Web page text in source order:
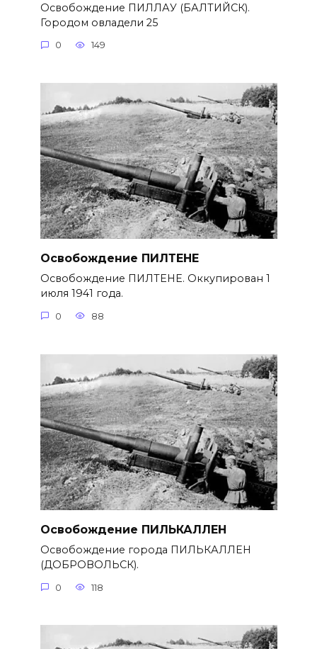
Освобождение ПИЛЛАУ (БАЛТИЙСК).
Городом овладели 25
0 149
Освобождение ПИЛТЕНЕ
Освобождение ПИЛТЕНЕ. Оккупирован 1
июля 1941 года.
0 88
Освобождение ПИЛЬКАЛЛЕН
Освобождение города ПИЛЬКАЛЛЕН
(ДОБРОВОЛЬСК).
0 118